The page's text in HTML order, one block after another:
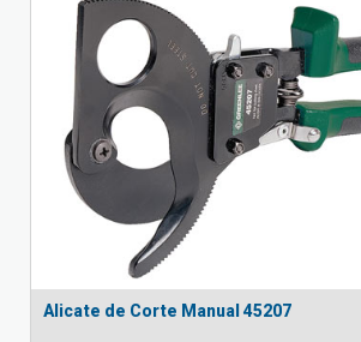
Alicate de Corte Manual 45207